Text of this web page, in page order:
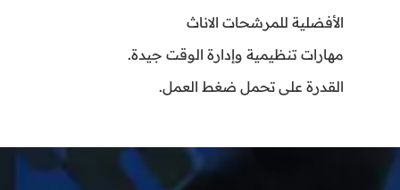
الأفضلية للمرشحات الاناث
مهارات تنظيمية وإدارة الوقت جيدة.
القدرة على تحمل ضغط العمل.